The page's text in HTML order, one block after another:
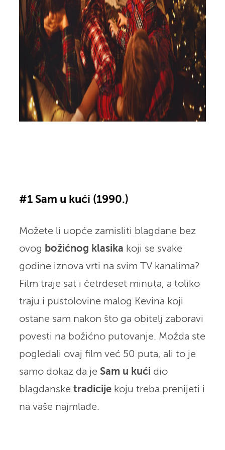
#1 Sam u kući (1990.)
Možete li uopće zamisliti blagdane bez
ovog božićnog klasika koji se svake
godine iznova vrti na svim TV kanalima?
Film traje sat i četrdeset minuta, a toliko
traju i pustolovine malog Kevina koji
ostane sam nakon što ga obitelj zaboravi
povesti na božićno putovanje. Možda ste
pogledali ovaj film već 50 puta, ali to je
samo dokaz da je Sam u kući dio
blagdanske tradicije koju treba prenijeti i
na vaše najmlađe.